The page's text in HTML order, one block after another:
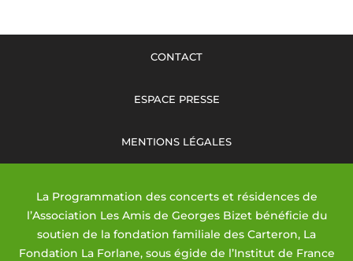
CONTACT
ESPACE PRESSE
MENTIONS LÉGALES
La Programmation des concerts et résidences de
l’Association Les Amis de Georges Bizet bénéficie du
soutien de la fondation familiale des Carteron, La
Fondation La Forlane, sous égide de l’Institut de France